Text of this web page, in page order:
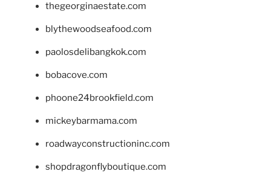
thegeorginaestate.com
blythewoodseafood.com
paolosdelibangkok.com
bobacove.com
phoone24brookfield.com
mickeybarmama.com
roadwayconstructioninc.com
shopdragonflyboutique.com